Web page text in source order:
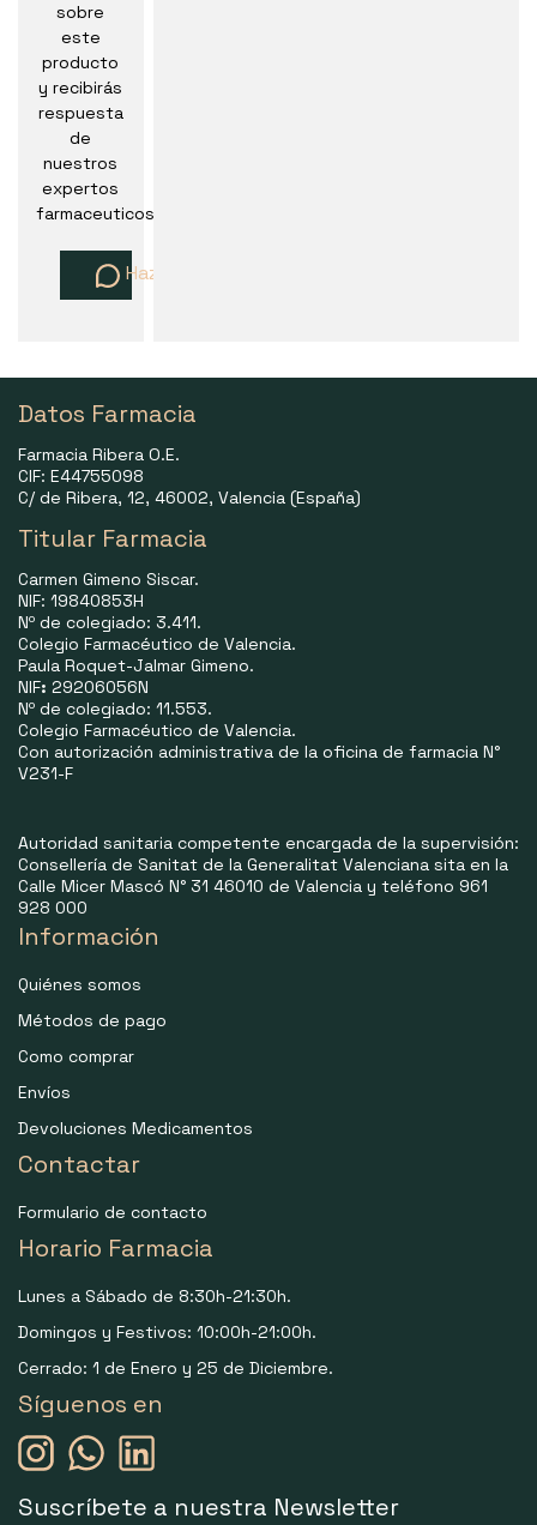
sobre
este
producto
y recibirás
respuesta
de
nuestros
expertos
farmaceuticos
Haz una pregunta
Datos Farmacia
Farmacia Ribera O.E.
CIF: E44755098
C/ de Ribera, 12, 46002, Valencia (España)
Titular Farmacia
Carmen Gimeno Siscar.
NIF: 19840853H
Nº de colegiado: 3.411.
Colegio Farmacéutico de Valencia.
Paula Roquet-Jalmar Gimeno.
NIF: 29206056N
Nº de colegiado: 11.553.
Colegio Farmacéutico de Valencia.
Con autorización administrativa de la oficina de farmacia N°
V231-F
Autoridad sanitaria competente encargada de la supervisión:
Consellería de Sanitat de la Generalitat Valenciana sita en la
Calle Micer Mascó N° 31 46010 de Valencia y teléfono 961
928 000
Información
Quiénes somos
Métodos de pago
Como comprar
Envíos
Devoluciones Medicamentos
Contactar
Formulario de contacto
Horario Farmacia
Lunes a Sábado de 8:30h-21:30h.
Domingos y Festivos: 10:00h-21:00h.
Cerrado: 1 de Enero y 25 de Diciembre.
Síguenos en
Suscríbete a nuestra Newsletter